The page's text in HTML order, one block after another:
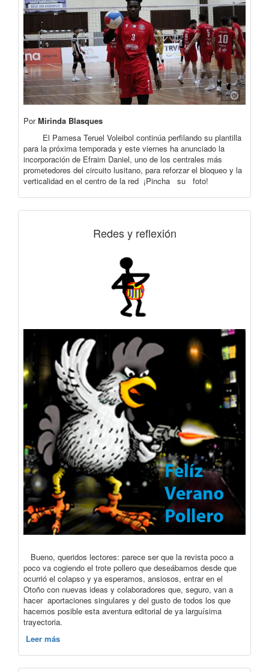
PorMirinda Blasques
El Pamesa Teruel Voleibol continúa perfilando su plantilla
para la próxima temporada y este viernes ha anunciado la
incorporación de Efraim Daniel, uno de los centrales más
prometedores del circuito lusitano, para reforzar el bloqueo y la
verticalidad en el centro de la red ¡Pincha su foto!
Redes y reflexión
Bueno, queridos lectores: parece ser que la revista poco a
poco va cogiendo el trote pollero que deseábamos desde que
ocurrió el colapso y ya esperamos, ansiosos, entrar en el
Otoño con nuevas ideas y colaboradores que, seguro, van a
hacer aportaciones singulares y del gusto de todos los que
hacemos posible esta aventura editorial de ya larguísima
trayectoria.
Leer más